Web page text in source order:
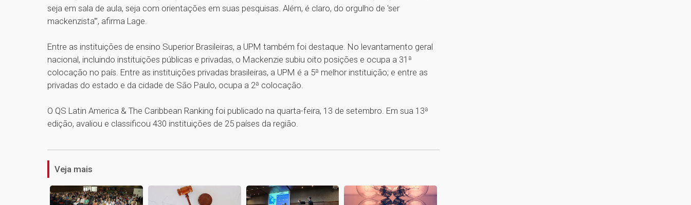
seja em sala de aula, seja com orientações em suas pesquisas. Além, é claro, do orgulho de 'ser
mackenzista'”, afirma Lage.
Entre as instituições de ensino Superior Brasileiras, a UPM também foi destaque. No levantamento geral
nacional, incluindo instituições públicas e privadas, o Mackenzie subiu oito posições e ocupa a 31ª
colocação no país. Entre as instituições privadas brasileiras, a UPM é a 5ª melhor instituição; e entre as
privadas do estado e da cidade de São Paulo, ocupa a 2ª colocação.
O QS Latin America & The Caribbean Ranking foi publicado na quarta-feira, 13 de setembro. Em sua 13ª
edição, avaliou e classificou 430 instituições de 25 países da região.
Veja mais